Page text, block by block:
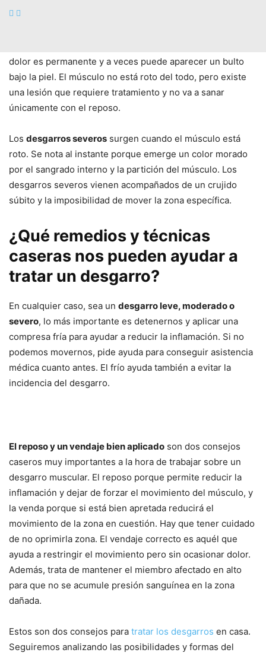
de reposo en casa la lesión debe sanar.
dolor es permanente y a veces puede aparecer un bulto
bajo la piel. El músculo no está roto del todo, pero existe
una lesión que requiere tratamiento y no va a sanar
únicamente con el reposo.
Los desgarros severos surgen cuando el músculo está
roto. Se nota al instante porque emerge un color morado
por el sangrado interno y la partición del músculo. Los
desgarros severos vienen acompañados de un crujido
súbito y la imposibilidad de mover la zona específica.
¿Qué remedios y técnicas
caseras nos pueden ayudar a
tratar un desgarro?
En cualquier caso, sea un desgarro leve, moderado o
severo, lo más importante es detenernos y aplicar una
compresa fría para ayudar a reducir la inflamación. Si no
podemos movernos, pide ayuda para conseguir asistencia
médica cuanto antes. El frío ayuda también a evitar la
incidencia del desgarro.
El reposo y un vendaje bien aplicado son dos consejos
caseros muy importantes a la hora de trabajar sobre un
desgarro muscular. El reposo porque permite reducir la
inflamación y dejar de forzar el movimiento del músculo, y
la venda porque si está bien apretada reducirá el
movimiento de la zona en cuestión. Hay que tener cuidado
de no oprimirla zona. El vendaje correcto es aquél que
ayuda a restringir el movimiento pero sin ocasionar dolor.
Además, trata de mantener el miembro afectado en alto
para que no se acumule presión sanguínea en la zona
dañada.
Estos son dos consejos para tratar los desgarros en casa.
Seguiremos analizando las posibilidades y formas del